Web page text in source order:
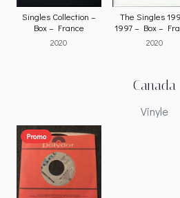
Singles Collection –
Box – France
2020
The Singles
1997 – Box –
2020
Canada
Vinyle
Promo